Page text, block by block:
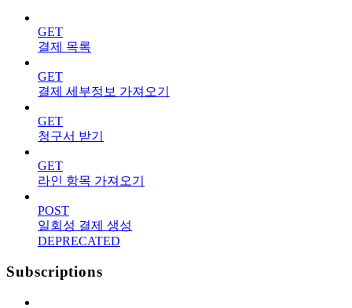
GET
결제 목록
GET
결제 세부정보 가져오기
GET
청구서 받기
GET
라인 항목 가져오기
POST
일회성 결제 생성
DEPRECATED
Subscriptions